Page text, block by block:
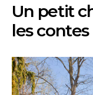
Un petit
les contes